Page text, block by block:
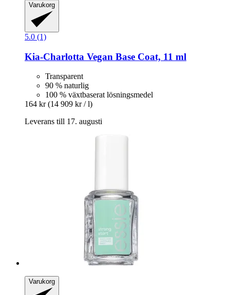
Varukorg
5.0 (1)
Kia-Charlotta Vegan Base Coat, 11 ml
Transparent
90 % naturlig
100 % växtbaserat lösningsmedel
164 kr (14 909 kr / l)
Leverans till 17. augusti
Varukorg